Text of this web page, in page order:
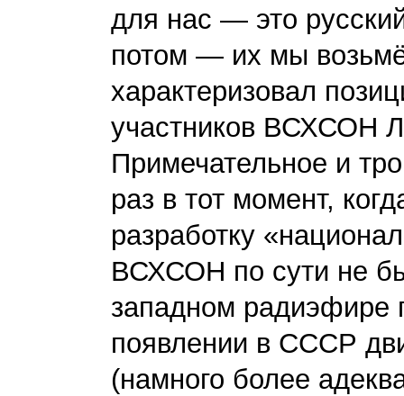
для нас — это
потом — их мы
характеризовал
участников ВСХСОН
Примечательное и
раз в тот момент,
разработку
ВСХСОН по сути не
западном радиэфире
появлении в СССР
(намного более